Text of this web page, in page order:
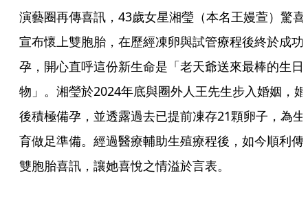
演藝圈再傳喜訊，43歲女星湘瑩（本名王嫚萱）驚喜
宣布懷上雙胞胎，在歷經凍卵與試管療程後終於成功
孕，開心直呼這份新生命是「老天爺送來最棒的生日
物」。湘瑩於2024年底與圈外人王先生步入婚姻，婚
後積極備孕，並透露過去已提前凍存21顆卵子，為生
育做足準備。經過醫療輔助生殖療程後，如今順利傳
雙胞胎喜訊，讓她喜悅之情溢於言表。